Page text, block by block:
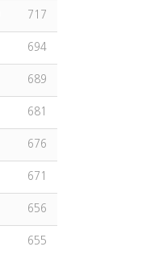
717
694
689
681
676
671
656
655